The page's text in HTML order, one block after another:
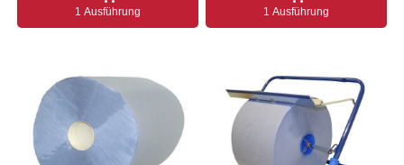
1 Ausführung 1 Ausführung